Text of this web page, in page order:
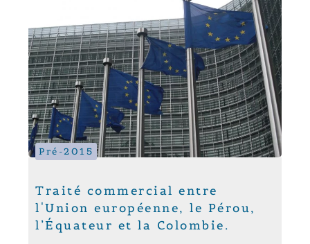
Pré-2015
Traité commercial entre
l'Union européenne, le Pérou,
l’Équateur et la Colombie.